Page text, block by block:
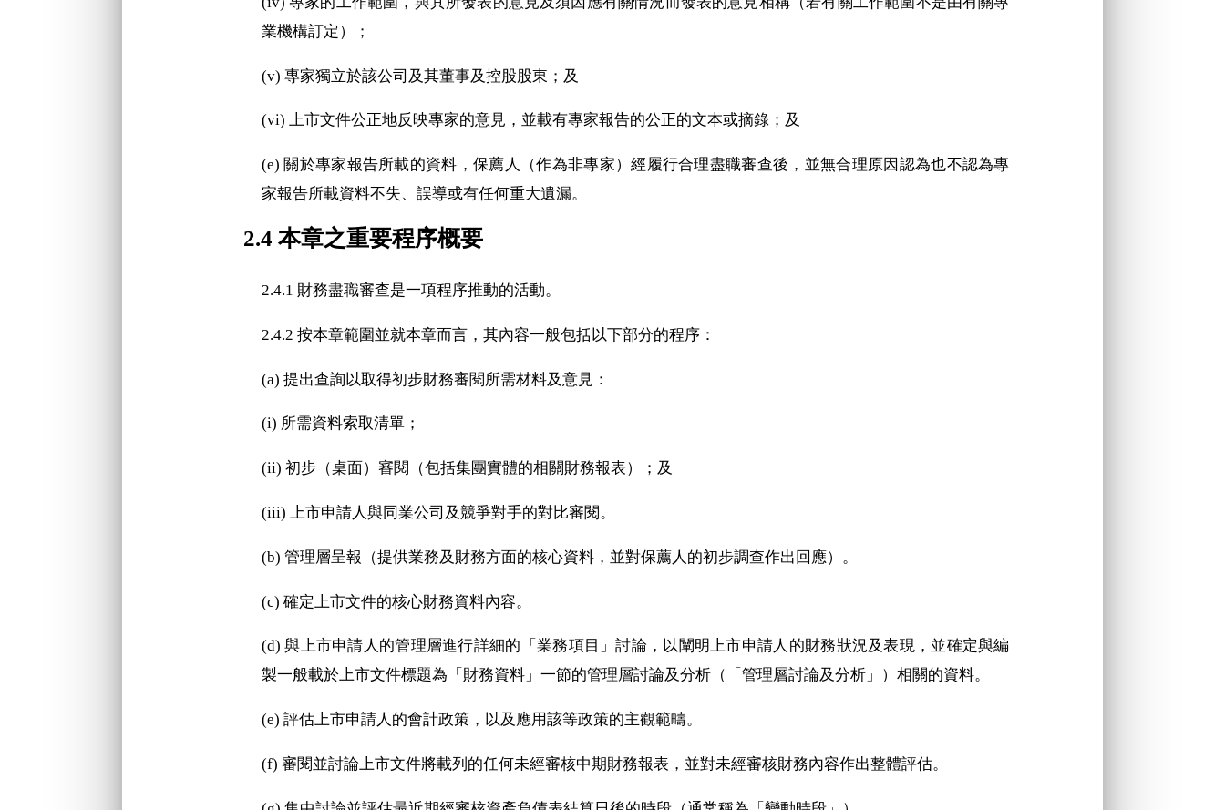
業機構訂定）；
(v) 專家獨立於該公司及其董事及控股股東；及
(vi) 上市文件公正地反映專家的意見，並載有專家報告的公正的文本或摘錄；及
(e) 關於專家報告所載的資料，保薦人（作為非專家）經履行合理盡職審查後，並無合理原因認為也不認為專
家報告所載資料不失、誤導或有任何重大遺漏。
2.4 本章之重要程序概要
2.4.1 財務盡職審查是一項程序推動的活動。
2.4.2 按本章範圍並就本章而言，其內容一般包括以下部分的程序：
(a) 提出查詢以取得初步財務審閱所需材料及意見：
(i) 所需資料索取清單；
(ii) 初步（桌面）審閱（包括集團實體的相關財務報表）；及
(iii) 上市申請人與同業公司及競爭對手的對比審閱。
(b) 管理層呈報（提供業務及財務方面的核心資料，並對保薦人的初步調查作出回應）。
(c) 確定上市文件的核心財務資料內容。
(d) 與上市申請人的管理層進行詳細的「業務項目」討論，以闡明上市申請人的財務狀況及表現，並確定與編
製一般載於上市文件標題為「財務資料」一節的管理層討論及分析（「管理層討論及分析」）相關的資料。
(e) 評估上市申請人的會計政策， 以及應用該等政策的主觀範疇。
(f) 審閱並討論上市文件將載列的任何未經審核中期財務報表，並對未經審核財務內容作出整體評估。